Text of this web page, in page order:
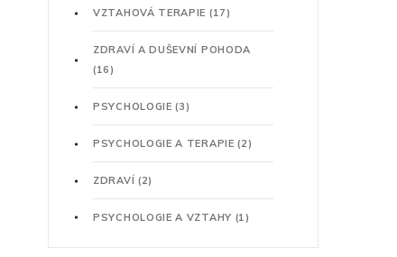
VZTAHOVÁ TERAPIE (17)
ZDRAVÍ A DUŠEVNÍ POHODA
(16)
PSYCHOLOGIE(3)
PSYCHOLOGIE A TERAPIE(2)
ZDRAVÍ (2)
PSYCHOLOGIE A VZTAHY (1)